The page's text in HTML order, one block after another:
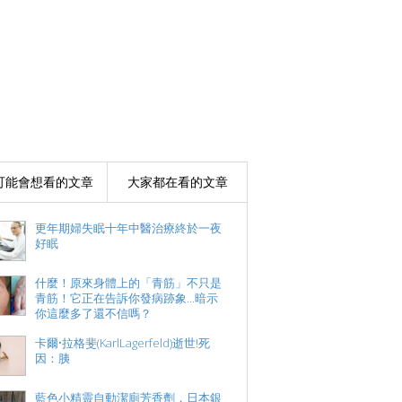
能會想看的文章 大家都在看的文章
更年期婦失眠十年中醫治療終於一夜
好眠
什麼！原來身體上的「青筋」不只是
青筋！它正在告訴你發病跡象...暗示
你這麼多了還不信嗎？
卡爾•拉格斐(KarlLagerfeld)逝世!死
因：胰
藍色小精靈自動潔廁芳香劑，日本銀